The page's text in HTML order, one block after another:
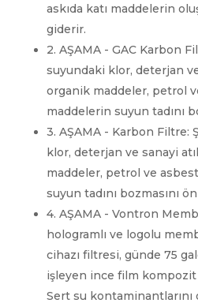
askıda katı maddelerin
giderir.
2. AŞAMA - GAC Karbon
suyundaki klor, deterjan ve
organik maddeler, petrol
maddelerin suyun tadını
3. AŞAMA - Karbon Filtre:
klor, deterjan ve sanayi
maddeler, petrol ve
suyun tadını bozmasını
4. AŞAMA - Vontron
hologramlı ve logolu
cihazı filtresi, günde 75
işleyen ince film
Sert su kontaminantlarını